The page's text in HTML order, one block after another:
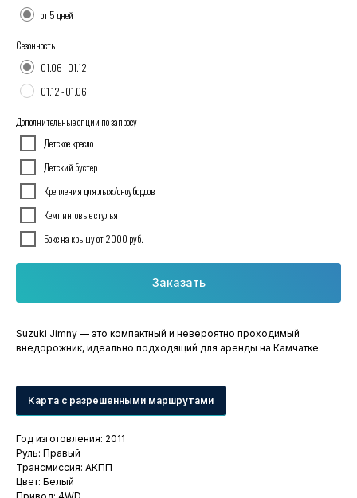
от 5 дней
Сезонность
01.06 - 01.12
01.12 - 01.06
Дополнительные опции по запросу
Детское кресло
Детский бустер
Крепления для лыж/сноубордов
Кемпинговые стулья
Бокс на крышу от 2000 руб.
Заказать
Suzuki Jimny — это компактный и невероятно проходимый
внедорожник, идеально подходящий для аренды на Камчатке.
Карта с разрешенными маршрутами
Год изготовления: 2011
Руль: Правый
Трансмиссия: АКПП
Цвет: Белый